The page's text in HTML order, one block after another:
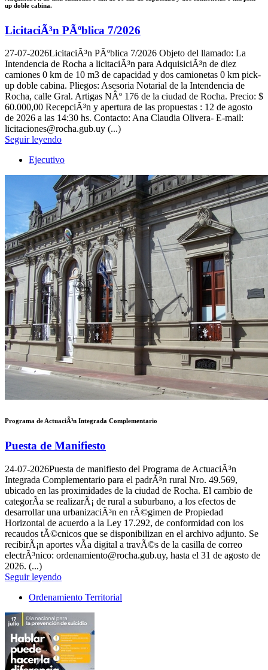
up doble cabina.
LicitaciÃ³n PÃºblica 7/2026
27-07-2026LicitaciÃ³n PÃºblica 7/2026 Objeto del llamado: La
Intendencia de Rocha a licitaciÃ³n para AdquisiciÃ³n de diez
camiones 0 km de 10 m3 de capacidad y dos camionetas 0 km pick-
up doble cabina. Pliegos: Asesoria Notarial de la Intendencia de
Rocha, calle Gral. Artigas NÂº 176 de la ciudad de Rocha. Precio: $
60.000,00 RecepciÃ³n y apertura de las propuestas : 12 de agosto
de 2026 a las 14:30 hs. Contacto: Ana Claudia Olivera- E-mail:
licitaciones@rocha.gub.uy (...)
Seguir leyendo
Ejecutivo
Programa de ActuaciÃ³n Integrada Complementario
Puesta de Manifiesto
24-07-2026Puesta de manifiesto del Programa de ActuaciÃ³n
Integrada Complementario para el padrÃ³n rural Nro. 49.569,
ubicado en las proximidades de la ciudad de Rocha. El cambio de
categorÃ­a se realizarÃ¡ de rural a suburbano, a los efectos de
desarrollar una urbanizaciÃ³n en rÃ©gimen de Propiedad
Horizontal de acuerdo a la Ley 17.292, de conformidad con los
recaudos tÃ©cnicos que se disponibilizan en el archivo adjunto. Se
recibirÃ¡n aportes vÃ­a digital a travÃ©s de la casilla de correo
electrÃ³nico: ordenamiento@rocha.gub.uy, hasta el 31 de agosto de
2026. (...)
Seguir leyendo
Ordenamiento Territorial